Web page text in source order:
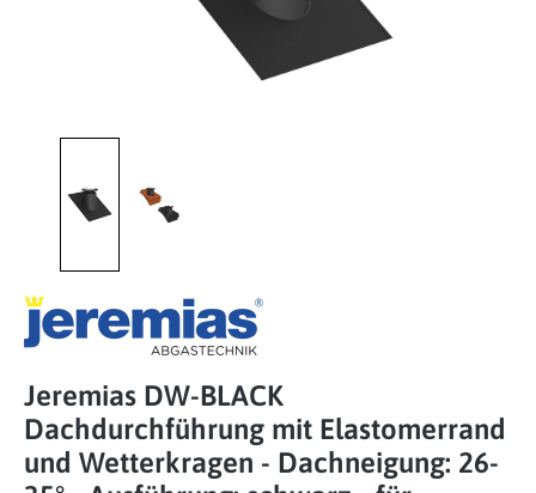
Jeremias DW-BLACK
Dachdurchführung mit Elastomerrand
und Wetterkragen - Dachneigung: 26-